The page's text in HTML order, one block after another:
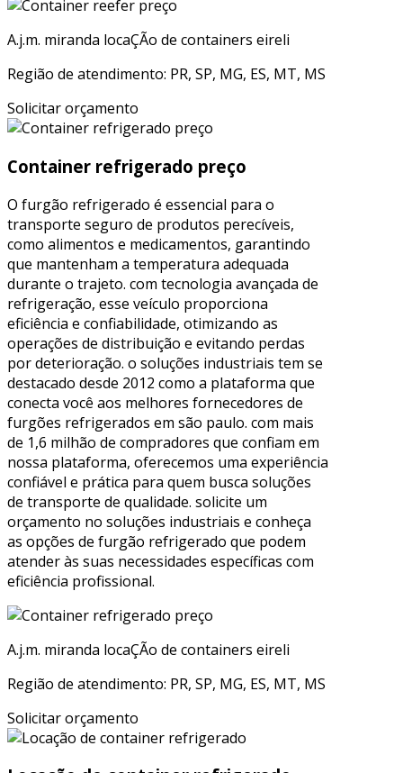
A.j.m. miranda locaÇÃo de containers eireli
Região de atendimento: PR, SP, MG, ES, MT, MS
Solicitar orçamento
Container refrigerado preço
O furgão refrigerado é essencial para o
transporte seguro de produtos perecíveis,
como alimentos e medicamentos, garantindo
que mantenham a temperatura adequada
durante o trajeto. com tecnologia avançada de
refrigeração, esse veículo proporciona
eficiência e confiabilidade, otimizando as
operações de distribuição e evitando perdas
por deterioração. o soluções industriais tem se
destacado desde 2012 como a plataforma que
conecta você aos melhores fornecedores de
furgões refrigerados em são paulo. com mais
de 1,6 milhão de compradores que confiam em
nossa plataforma, oferecemos uma experiência
confiável e prática para quem busca soluções
de transporte de qualidade. solicite um
orçamento no soluções industriais e conheça
as opções de furgão refrigerado que podem
atender às suas necessidades específicas com
eficiência profissional.
A.j.m. miranda locaÇÃo de containers eireli
Região de atendimento: PR, SP, MG, ES, MT, MS
Solicitar orçamento